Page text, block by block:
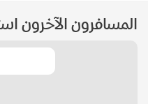
المسافرون الآخرون